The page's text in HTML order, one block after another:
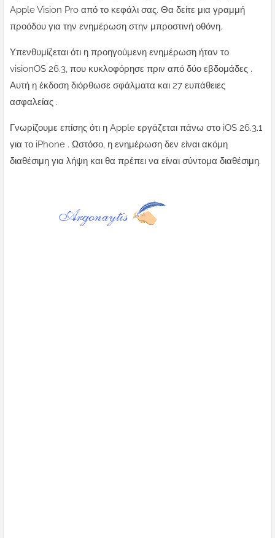
Apple Vision Pro από το κεφάλι σας. Θα δείτε μια γραμμή
προόδου για την ενημέρωση στην μπροστινή οθόνη.
Υπενθυμίζεται ότι η προηγούμενη ενημέρωση ήταν το
visionOS 26.3, που κυκλοφόρησε πριν από δύο εβδομάδες .
Αυτή η έκδοση διόρθωσε σφάλματα και 27 ευπάθειες
ασφαλείας .
Γνωρίζουμε επίσης ότι η Apple εργάζεται πάνω στο iOS 26.3.1
για το iPhone . Ωστόσο, η ενημέρωση δεν είναι ακόμη
διαθέσιμη για λήψη και θα πρέπει να είναι σύντομα διαθέσιμη.